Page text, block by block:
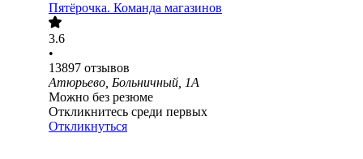
Пятёрочка. Команда магазинов
3.6
•
13897 отзывов
Атюрьево, Больничный, 1А
Можно без резюме
Откликнитесь среди первых
Откликнуться